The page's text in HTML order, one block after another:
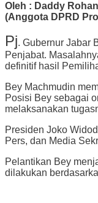
Oleh : Daddy
(Anggota DPRD
Pj. Gubernur Jabar
Penjabat.
definitif hasil
Bey Machmudin
Posisi Bey sebagai
melaksanakan
Presiden Joko
Pers, dan Media
Pelantikan Bey
dilakukan